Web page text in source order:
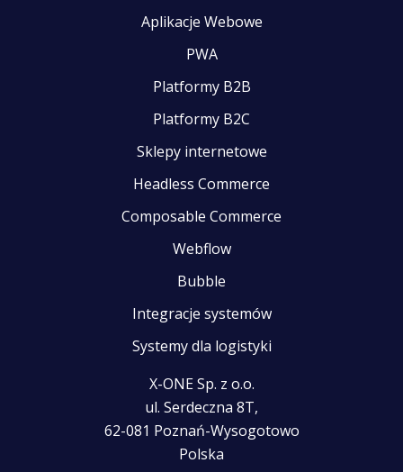
Aplikacje Webowe
PWA
Platformy B2B
Platformy B2C
Sklepy internetowe
Headless Commerce
Composable Commerce
Webflow
Bubble
Integracje systemów
Systemy dla logistyki
X-ONE Sp. z o.o.
ul. Serdeczna 8T,
62-081 Poznań-Wysogotowo
Polska